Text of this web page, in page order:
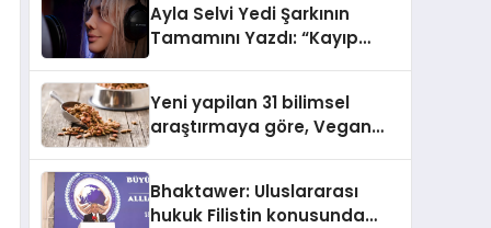
Ayla Selvi Yedi Şarkının
Tamamını Yazdı: “Kayıp
Yeni yapilan 31 bilimsel
araştırmaya göre, Vegan
Sindirildiğini Ortaya Koydu
Bhaktawer: Uluslararası
hukuk Filistin konusunda